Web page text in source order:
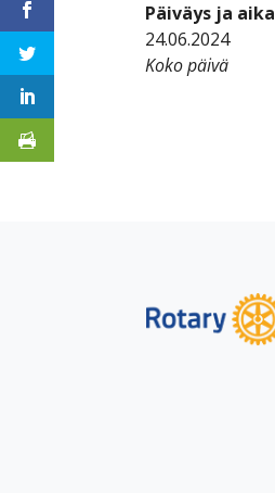
Päiväys ja aika
24.06.2024
Koko päivä